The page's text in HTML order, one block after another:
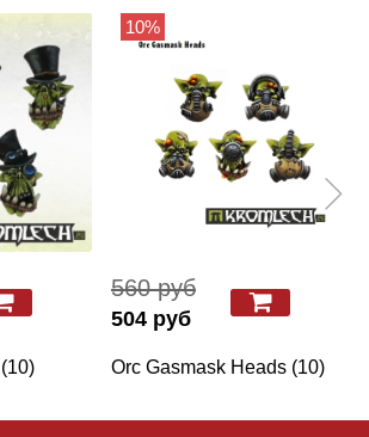
10%
560 руб
504 руб
Orc Gasmask Heads (10)